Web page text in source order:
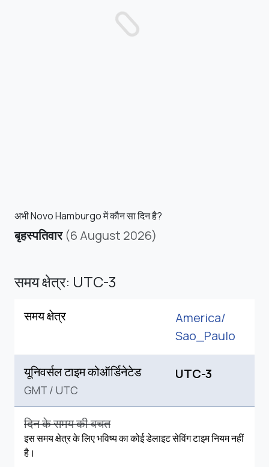
अभी Novo Hamburgo में कौन सा दिन है?
बृहस्पतिवार (6 August 2026)
समय क्षेत्र: UTC-3
समय क्षेत्र
America/
Sao_Paulo
यूनिवर्सल टाइम कोऑर्डिनेटेड
GMT / UTC
UTC-3
दिन के समय की बचत
इस समय क्षेत्र के लिए भविष्य का कोई डेलाइट सेविंग टाइम नियम नहीं
है।